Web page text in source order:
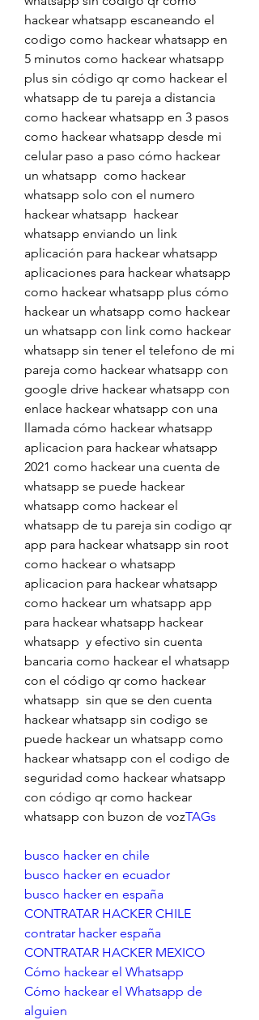
hackear whatsapp escaneando el
codigo como hackear whatsapp en
5 minutos como hackear whatsapp
plus sin código qr como hackear el
whatsapp de tu pareja a distancia
como hackear whatsapp en 3 pasos
como hackear whatsapp desde mi
celular paso a paso cómo hackear
un whatsapp  como hackear
whatsapp solo con el numero
hackear whatsapp  hackear
whatsapp enviando un link
aplicación para hackear whatsapp
aplicaciones para hackear whatsapp
como hackear whatsapp plus cómo
hackear un whatsapp como hackear
un whatsapp con link como hackear
whatsapp sin tener el telefono de mi
pareja como hackear whatsapp con
google drive hackear whatsapp con
enlace hackear whatsapp con una
llamada cómo hackear whatsapp
aplicacion para hackear whatsapp
2021 como hackear una cuenta de
whatsapp se puede hackear
whatsapp como hackear el
whatsapp de tu pareja sin codigo qr
app para hackear whatsapp sin root
como hackear o whatsapp
aplicacion para hackear whatsapp
como hackear um whatsapp app
para hackear whatsapp hackear
whatsapp  y efectivo sin cuenta
bancaria como hackear el whatsapp
con el código qr como hackear
whatsapp  sin que se den cuenta
hackear whatsapp sin codigo se
puede hackear un whatsapp como
hackear whatsapp con el codigo de
seguridad como hackear whatsapp
con código qr como hackear
whatsapp con buzon de vozTAGs
busco hacker en chile
busco hacker en ecuador
busco hacker en españa
CONTRATAR HACKER CHILE
contratar hacker españa
CONTRATAR HACKER MEXICO
Cómo hackear el Whatsapp
Cómo hackear el Whatsapp de
alguien